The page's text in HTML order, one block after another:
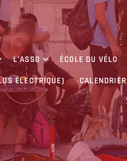
L’ASSO ÉCOLE DU VÉLO
ÉLECTRIQUE)
CALENDRIER